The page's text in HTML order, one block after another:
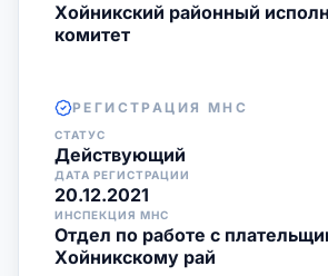
Хойникский районный
комитет
РЕГИСТРАЦИЯ МНС
СТАТУС
Действующий
ДАТА РЕГИСТРАЦИИ
20.12.2021
ИНСПЕКЦИЯ МНС
Отдел по работе с
Хойникскому рай